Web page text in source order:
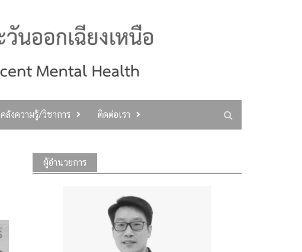
คลังความรู้/วิชาการ ติดต่อเรา
ผู้อำนวยการ